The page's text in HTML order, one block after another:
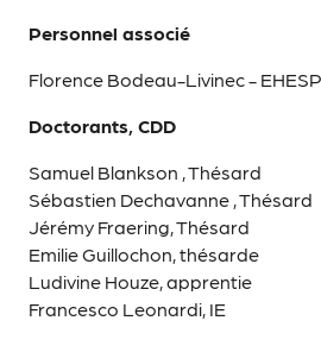
Personnel associé
Florence Bodeau-Livinec - EHESP
Doctorants, CDD
Samuel Blankson , Thésard
Sébastien Dechavanne , Thésard
Jérémy Fraering, Thésard
Emilie Guillochon, thésarde
Ludivine Houze, apprentie
Francesco Leonardi, IE